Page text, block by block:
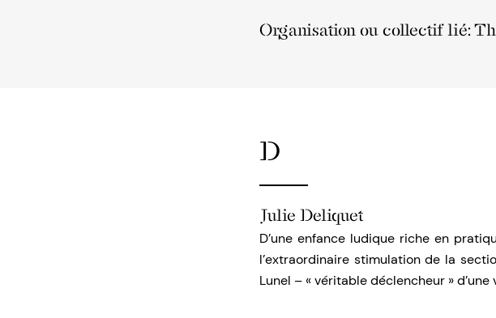
Organisation ou collectif lié:
D
Julie Deliquet
D’une enfance ludique riche en
l’extraordinaire stimulation de la
Lunel – « véritable déclencheur » d’une